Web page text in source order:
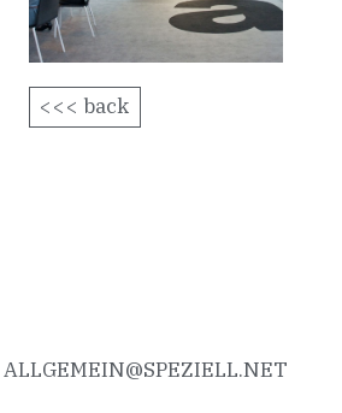
<<< back
ALLGEMEIN@SPEZIELL.NET